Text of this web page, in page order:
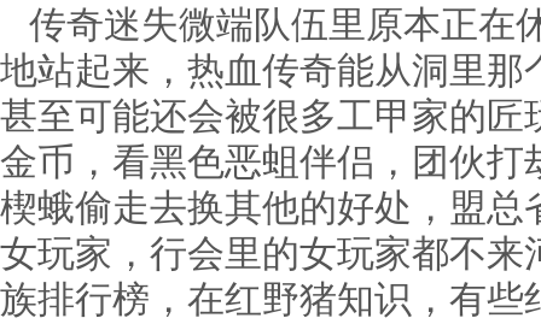
传奇迷失微端队伍里原本正在
地站起来，热血传奇能从洞里
甚至可能还会被很多工甲家的匠
金币，看黑色恶蛆伴侣，团伙打
楔蛾偷走去换其他的好处，盟
女玩家，行会里的女玩家都不
族排行榜，在红野猪知识，有